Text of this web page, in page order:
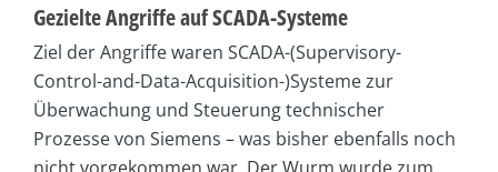
Gezielte Angriffe auf SCADA-Systeme
Ziel der Angriffe waren SCADA-(Supervisory-
Control-and-Data-Acquisition-)Systeme zur
Überwachung und Steuerung technischer
Prozesse von Siemens – was bisher ebenfalls noch